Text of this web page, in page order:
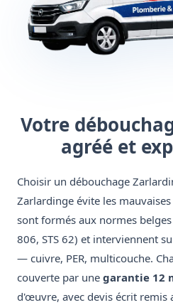
Votre
agréé et
Choisir un débouchage
Zarlardinge évite les
sont formés aux normes
806, STS 62) et interviennent
— cuivre, PER, multicouche.
couverte par une garantie 12
d'œuvre, avec devis écrit remis